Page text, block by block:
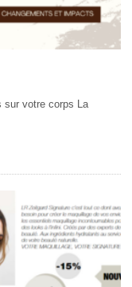
sur votre corps La